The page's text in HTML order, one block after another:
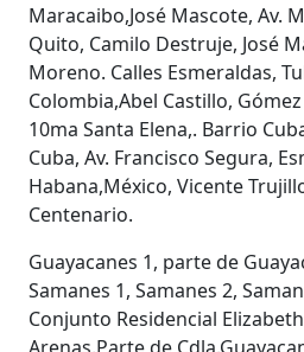
Maracaibo,José Mascote, Av.
Quito, Camilo Destruje, José
Moreno. Calles Esmeraldas,
Colombia,Abel Castillo,
10ma Santa Elena,. Barrio
Cuba, Av. Francisco Segura,
Habana,México, Vicente
Centenario.
Guayacanes 1, parte de
Samanes 1, Samanes 2,
Conjunto Residencial
Arenas.Parte de